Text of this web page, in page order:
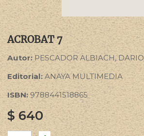
ACROBAT 7
Autor: PESCADOR ALBIACH, DARIO
Editorial:ANAYA MULTIMEDIA
ISBN: 9788441518865
$640